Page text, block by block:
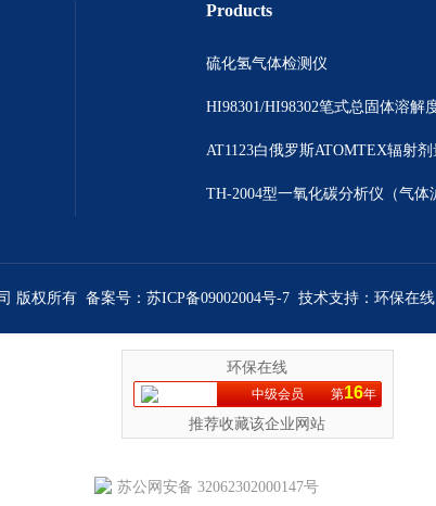
Products
硫化氢气体检测仪
版权所有 备案号： 苏ICP备09002004号-7 技术支持： 环保在线
环保在线
中级会员 第16年
推荐收藏该企业网站
苏公网安备 32062302000147号